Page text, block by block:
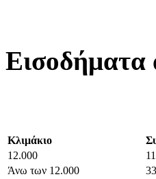
Εισοδήματα
Κλιμάκιο
12.000
11
Άνω των 12.000
33